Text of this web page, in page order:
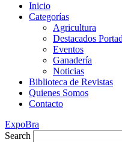
Inicio
Categorías
Agricultura
Destacados
Eventos
Ganadería
Noticias
Biblioteca de Revistas
Quienes Somos
Contacto
ExpoBra
Search